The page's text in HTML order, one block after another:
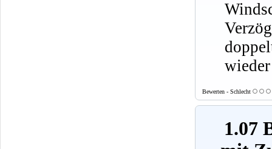
Bewerten - Schlecht
1.07